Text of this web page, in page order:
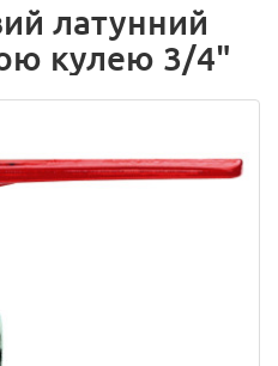
латунний
кулею 3/4"